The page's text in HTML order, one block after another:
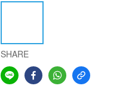
SHARE